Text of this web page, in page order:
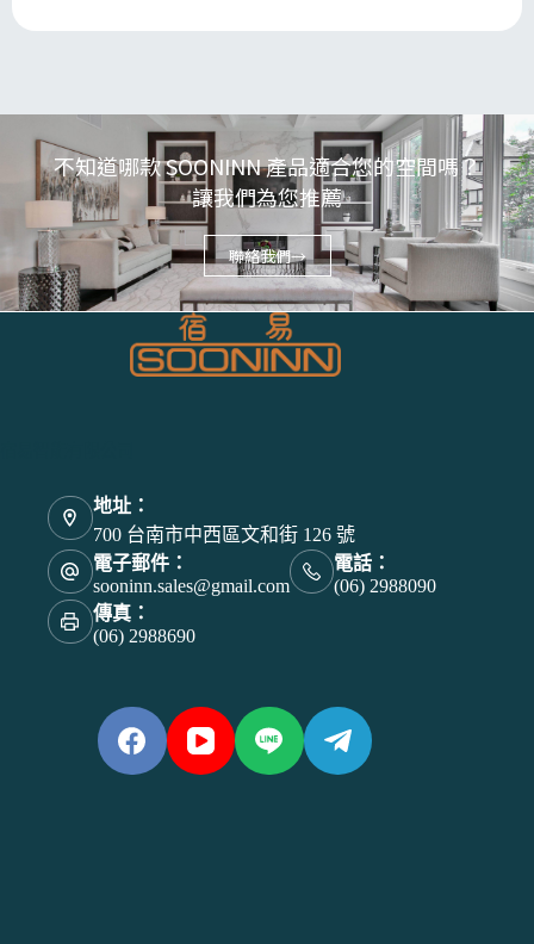
不知道哪款 SOONINN 產品適合您的空間嗎？
讓我們為您推薦
聯絡我們→
地址：
700 台南市中西區文和街 126 號
電子郵件：
sooninn.sales@gmail.com
電話：
(06) 2988090
傳真：
(06) 2988690